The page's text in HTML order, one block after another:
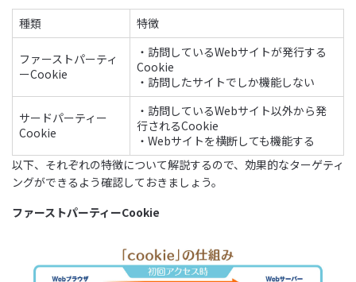
種類 特徴
ファーストパーティ
ーCookie
・訪問しているWebサイトが発行する
Cookie
・訪問したサイトでしか機能しない
サードパーティー
Cookie
・訪問しているWebサイト以外から発
行されるCookie
・Webサイトを横断しても機能する
以下、それぞれの特徴について解説するので、効果的なターゲティ
ングができるよう確認しておきましょう。
ファーストパーティーCookie